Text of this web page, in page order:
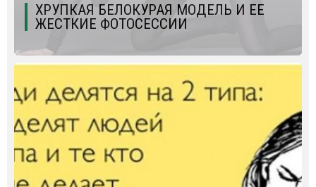
ХРУПКАЯ БЕЛОКУРАЯ МОДЕЛЬ И ЕЕ
ЖЕСТКИЕ ФОТОСЕССИИ